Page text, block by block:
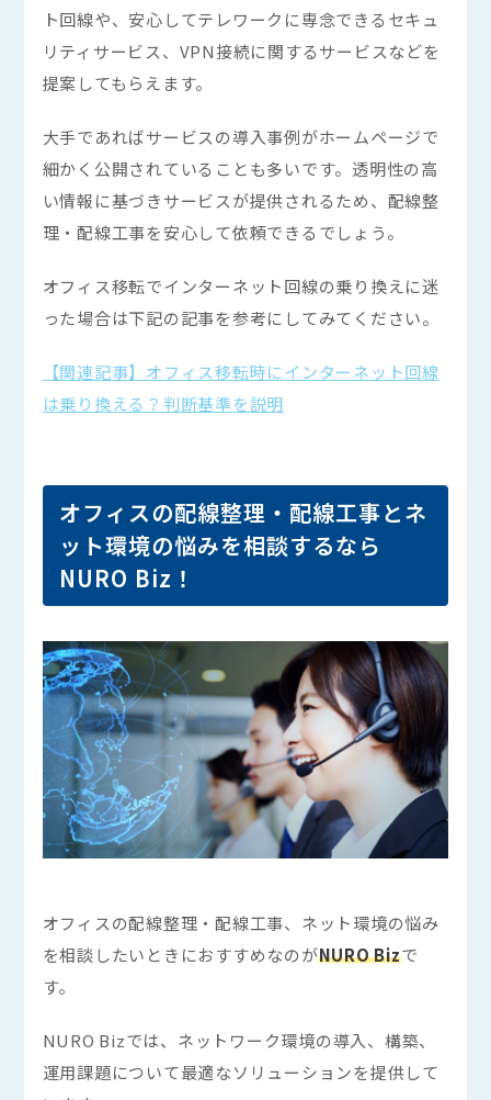
ト回線や、安心してテレワークに専念できるセキュ
リティサービス、VPN接続に関するサービスなどを
提案してもらえます。
大手であればサービスの導入事例がホームページで
細かく公開されていることも多いです。透明性の高
い情報に基づきサービスが提供されるため、配線整
理・配線工事を安心して依頼できるでしょう。
オフィス移転でインターネット回線の乗り換えに迷
った場合は下記の記事を参考にしてみてください。
【関連記事】オフィス移転時にインターネット回線
は乗り換える？判断基準を説明
オフィスの配線整理・配線工事とネ
ット環境の悩みを相談するなら
NURO Biz！
オフィスの配線整理・配線工事、ネット環境の悩み
を相談したいときにおすすめなのがNURO Bizで
す。
NURO Bizでは、ネットワーク環境の導入、構築、
運用課題について最適なソリューションを提供して